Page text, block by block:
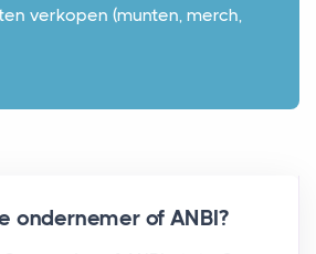
verkopen (munten, merch,
ondernemer of ANBI?